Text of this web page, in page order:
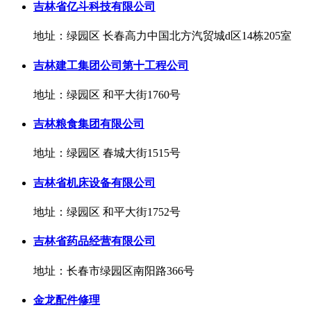
吉林省亿斗科技有限公司
地址：绿园区 长春高力中国北方汽贸城d区14栋205室
吉林建工集团公司第十工程公司
地址：绿园区 和平大街1760号
吉林粮食集团有限公司
地址：绿园区 春城大街1515号
吉林省机床设备有限公司
地址：绿园区 和平大街1752号
吉林省药品经营有限公司
地址：长春市绿园区南阳路366号
金龙配件修理